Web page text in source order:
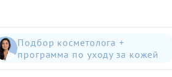
Подбор косметолога +
программа по уходу за кожей